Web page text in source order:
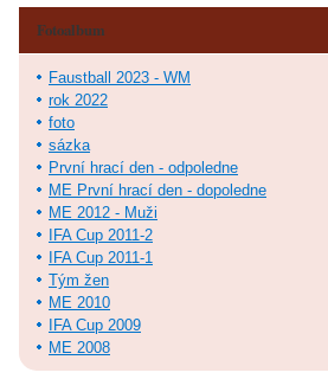
Fotoalbum
Faustball 2023 - WM
rok 2022
foto
sázka
První hrací den - odpoledne
ME První hrací den - dopoledne
ME 2012 - Muži
IFA Cup 2011-2
IFA Cup 2011-1
Tým žen
ME 2010
IFA Cup 2009
ME 2008